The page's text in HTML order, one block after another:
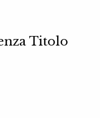
Titolo